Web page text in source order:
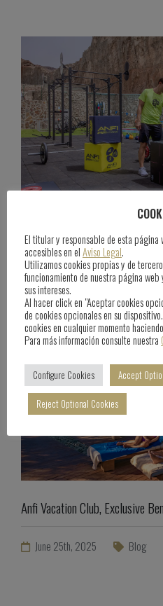
June 25th, 2025 Blog
Anfi Vacation Club, Exclusive
June 25th, 2025 Blog
El titular y responsable de esta
accesibles en elAviso Legal.
Utilizamos cookies propias y de
funcionamiento de nuestra página
sus intereses.
Al hacer click en "Aceptar cookies
de cookies opcionales en su
cookies en cualquier momento
Para más información consulte nuestra
Configure Cookies Accept
Reject Optional Cookies